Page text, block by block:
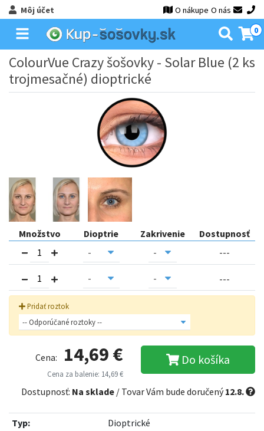
Môj účet O nákupe O nás
0
ColourVue Crazy šošovky - Solar Blue (2 ks
trojmesačné) dioptrické
Množstvo Dioptrie Zakrivenie
Dostupnosť
---
---
Pridať roztok
Cena: 14,69 €
Cena za balenie: 14,69 €
Do košíka
Dostupnosť: Na sklade / Tovar Vám bude doručený12.8.
Typ:
Dioptrické